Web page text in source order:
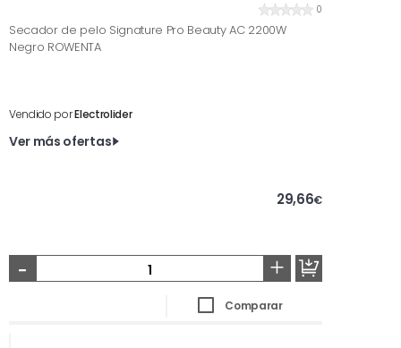
0
Secador de pelo Signature Pro Beauty AC 2200W
Negro ROWENTA
Vendido porElectrolider
Ver más ofertas
29,66€
- +
Comparar